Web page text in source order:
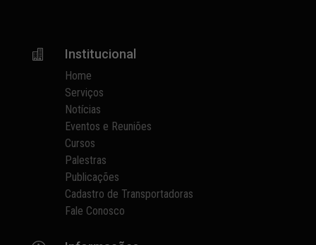
 Institucional
Home
Serviços
Notícias
Eventos e Reuniões
Cursos
Palestras
Publicações
Cadastro de Transportadoras
Fale Conosco